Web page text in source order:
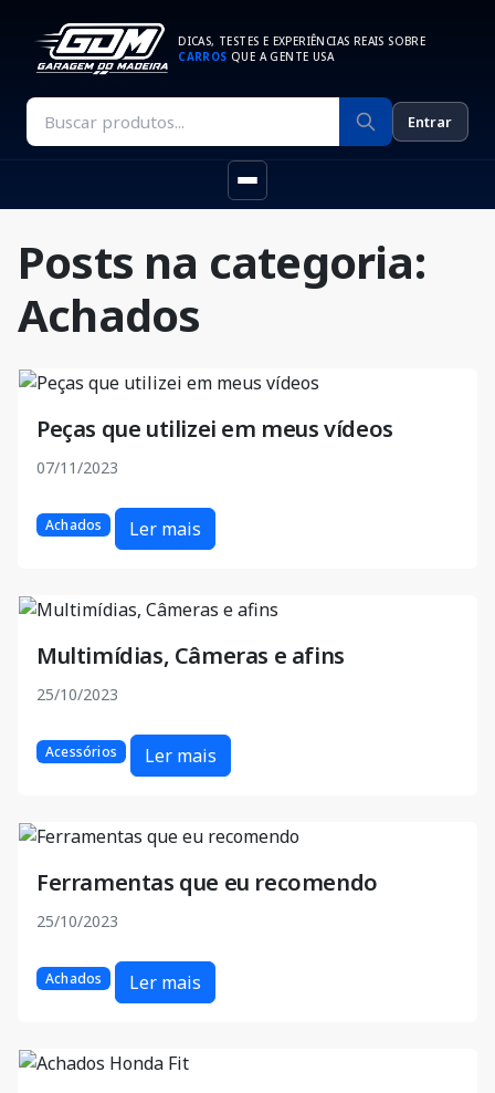
DICAS, TESTES E EXPERIÊNCIAS REAIS SOBRE
CARROS QUE A GENTE USA
Entrar
Posts na categoria:
Achados
Peças que utilizei em meus vídeos
07/11/2023
Achados Ler mais
Multimídias, Câmeras e afins
25/10/2023
Acessórios Ler mais
Ferramentas que eu recomendo
25/10/2023
Achados Ler mais